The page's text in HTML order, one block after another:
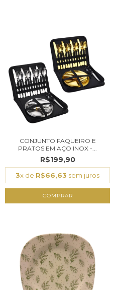
CONJUNTO FAQUEIRO E
PRATOS EM AÇO INOX -...
R$199,90
3x de R$66,63 sem juros
COMPRAR